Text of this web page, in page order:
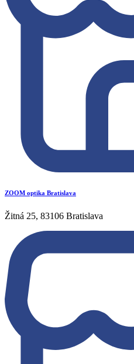
ZOOM optika Bratislava
Žitná 25, 83106 Bratislava